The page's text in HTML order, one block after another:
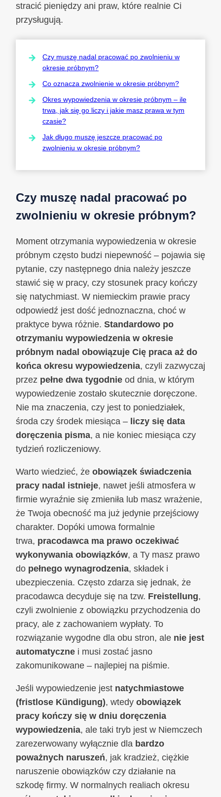
stracić pieniędzy ani praw, które realnie Ci
przysługują.
Czy muszę nadal pracować po zwolnieniu w
okresie próbnym?
Co oznacza zwolnienie w okresie próbnym?
Okres wypowiedzenia w okresie próbnym – ile
trwa, jak się go liczy i jakie masz prawa w tym
czasie?
Jak długo muszę jeszcze pracować po
zwolnieniu w okresie próbnym?
Czy muszę nadal pracować po
zwolnieniu w okresie próbnym?
Moment otrzymania wypowiedzenia w okresie
próbnym często budzi niepewność – pojawia się
pytanie, czy następnego dnia należy jeszcze
stawić się w pracy, czy stosunek pracy kończy
się natychmiast. W niemieckim prawie pracy
odpowiedź jest dość jednoznaczna, choć w
praktyce bywa różnie. Standardowo po
otrzymaniu wypowiedzenia w okresie
próbnym nadal obowiązuje Cię praca aż do
końca okresu wypowiedzenia, czyli zazwyczaj
przez pełne dwa tygodnie od dnia, w którym
wypowiedzenie zostało skutecznie doręczone.
Nie ma znaczenia, czy jest to poniedziałek,
środa czy środek miesiąca – liczy się data
doręczenia pisma, a nie koniec miesiąca czy
tydzień rozliczeniowy.
Warto wiedzieć, że obowiązek świadczenia
pracy nadal istnieje, nawet jeśli atmosfera w
firmie wyraźnie się zmieniła lub masz wrażenie,
że Twoja obecność ma już jedynie przejściowy
charakter. Dopóki umowa formalnie
trwa, pracodawca ma prawo oczekiwać
wykonywania obowiązków, a Ty masz prawo
do pełnego wynagrodzenia, składek i
ubezpieczenia. Często zdarza się jednak, że
pracodawca decyduje się na tzw. Freistellung,
czyli zwolnienie z obowiązku przychodzenia do
pracy, ale z zachowaniem wypłaty. To
rozwiązanie wygodne dla obu stron, ale nie jest
automatyczne i musi zostać jasno
zakomunikowane – najlepiej na piśmie.
Jeśli wypowiedzenie jest natychmiastowe
(fristlose Kündigung), wtedy obowiązek
pracy kończy się w dniu doręczenia
wypowiedzenia, ale taki tryb jest w Niemczech
zarezerwowany wyłącznie dla bardzo
poważnych naruszeń, jak kradzież, ciężkie
naruszenie obowiązków czy działanie na
szkodę firmy. W normalnych realiach okresu